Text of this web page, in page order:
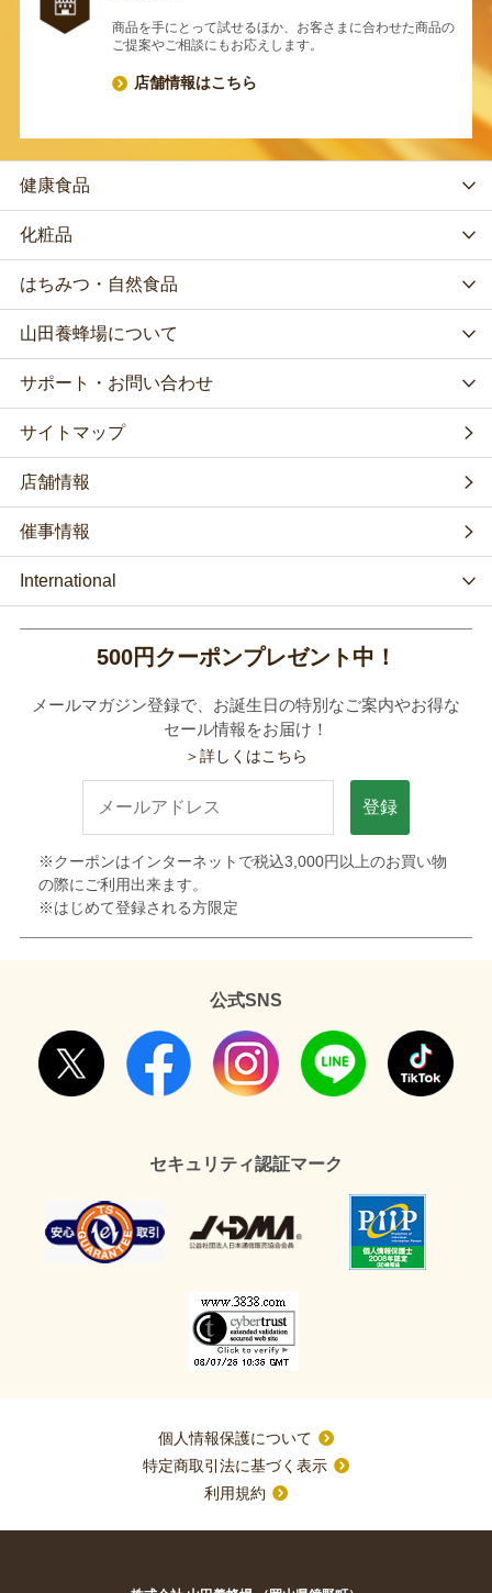
商品を手にとって試せるほか、お客さまに合わせた商品の
ご提案やご相談にもお応えします。
店舗情報はこちら
健康食品
化粧品
はちみつ・自然食品
山田養蜂場について
サポート・お問い合わせ
サイトマップ
店舗情報
催事情報
International
500円クーポンプレゼント中！
メールマガジン登録で、お誕生日の特別なご案内やお得な
セール情報をお届け！
＞詳しくはこちら
登録
※クーポンはインターネットで税込3,000円以上のお買い物
の際にご利用出来ます。
※はじめて登録される方限定
公式SNS
セキュリティ認証マーク
個人情報保護について
特定商取引法に基づく表示
利用規約